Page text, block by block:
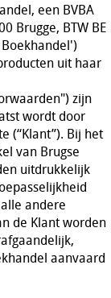
een BVBA
Brugge, BTW BE
uit haar
zijn
wordt door
(“Klant”). Bij het
van Brugse
uitdrukkelijk
andere
de Klant worden
aanvaard